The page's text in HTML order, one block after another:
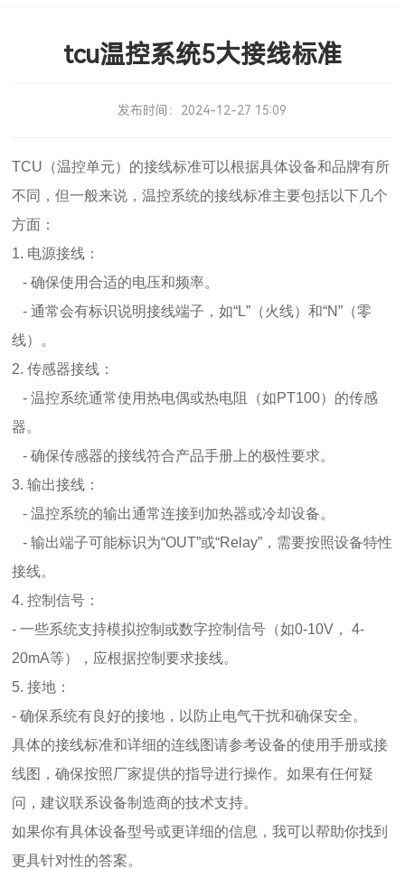
tcu温控系统5大接线标准
发布时间： 2024-12-27 15:09
TCU（温控单元）的接线标准可以根据具体设备和品牌有所
不同，但一般来说，温控系统的接线标准主要包括以下几个
方面：
1. 电源接线：
- 确保使用合适的电压和频率。
- 通常会有标识说明接线端子，如“L”（火线）和“N”（零
线）。
2. 传感器接线：
- 温控系统通常使用热电偶或热电阻（如PT100）的传感
器。
- 确保传感器的接线符合产品手册上的极性要求。
3. 输出接线：
- 温控系统的输出通常连接到加热器或冷却设备。
- 输出端子可能标识为“OUT”或“Relay”，需要按照设备特性
接线。
4. 控制信号：
- 一些系统支持模拟控制或数字控制信号（如0-10V， 4-
20mA等），应根据控制要求接线。
5. 接地：
- 确保系统有良好的接地，以防止电气干扰和确保安全。
具体的接线标准和详细的连线图请参考设备的使用手册或接
线图，确保按照厂家提供的指导进行操作。如果有任何疑
问，建议联系设备制造商的技术支持。
如果你有具体设备型号或更详细的信息，我可以帮助你找到
更具针对性的答案。